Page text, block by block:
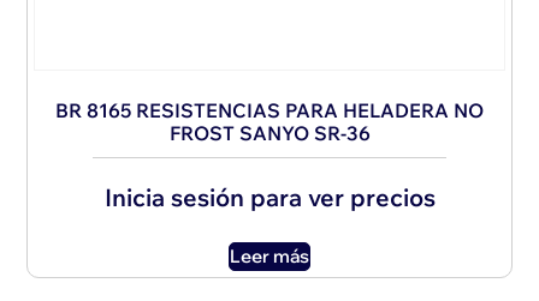
BR 8165 RESISTENCIAS PARA HELADERA NO
FROST SANYO SR-36
Inicia sesión para ver precios
Leer más